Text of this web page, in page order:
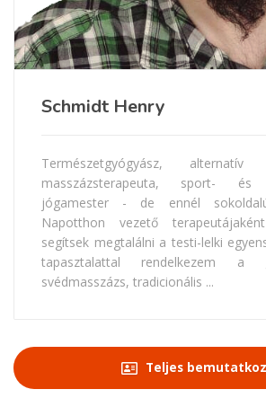
Schmidt Henry
Természetgyógyász,
masszázsterapeuta, sport- és
jógamester - de ennél
Napotthon vezető
segítsek megtalálni a testi-lelki
tapasztalattal rendelkezem a
svédmasszázs, tradicionális ...
Teljes